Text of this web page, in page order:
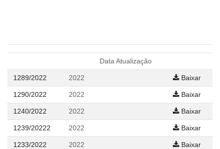
Data Atualização
1289/2022 2022 Baixar
1290/2022 2022 Baixar
1240/2022 2022 Baixar
1239/20222 2022 Baixar
1233/2022 2022 Baixar